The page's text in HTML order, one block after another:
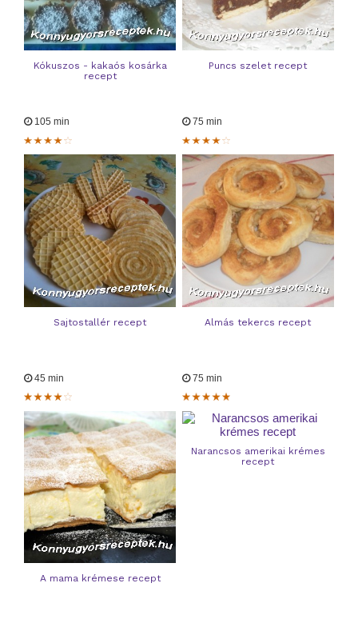
Kókuszos - kakaós kosárka
recept
Puncs szelet recept
105 min
Sajtostallér recept
75 min
Almás tekercs recept
45 min
A mama krémese recept
75 min
Narancsos amerikai krémes
recept